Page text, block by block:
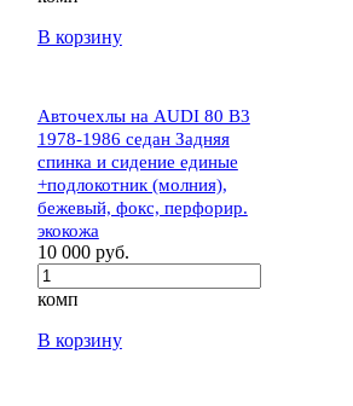
В корзину
Авточехлы на AUDI 80 В3
1978-1986 седан Задняя
спинка и сидение единые
+подлокотник (молния),
бежевый, фокс, перфорир.
экокожа
10 000 руб.
комп
В корзину